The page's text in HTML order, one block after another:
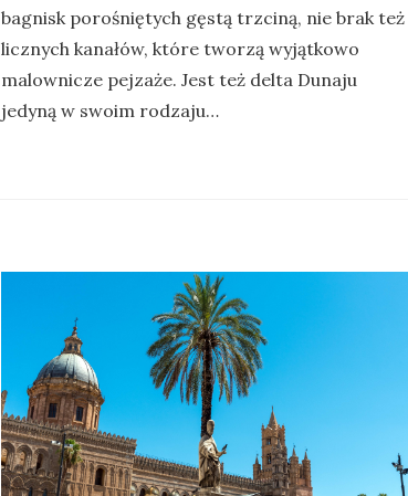
bagnisk porośniętych gęstą trzciną, nie brak też
licznych kanałów, które tworzą wyjątkowo
malownicze pejzaże. Jest też delta Dunaju
jedyną w swoim rodzaju…